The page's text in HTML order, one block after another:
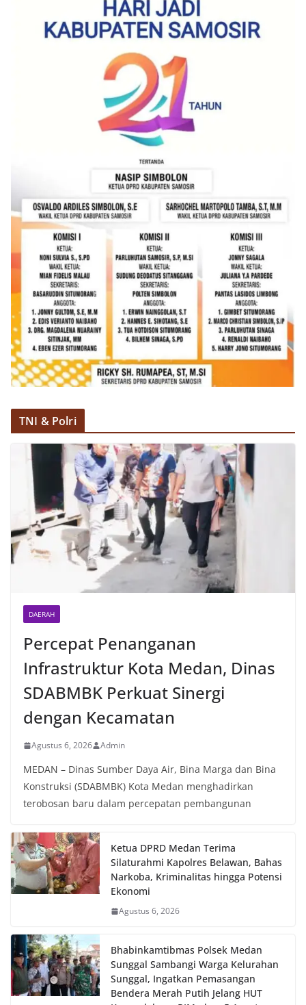
kolektif warga akan pentingnya menjaga
keamanan, ketertiban, dan kekompakan
lingkungan, khususnya dalam menyambut
momentum bersejarah HUT Kemerdekaan
Republik Indonesia.‎Kegiatan sambang ini
rencananya akan terus dilaksanakan secara rutin
oleh Bhabinkamtibmas di wilayah Kelurahan
Sunggal sebagai bagian dari upaya menciptakan
situasi Kamtibmas yang aman dan kondusif,
sekaligus menumbuhkan semangat nasionalisme
warga dalam menyambut Hari Kemerdekaan RI.
TNI & Polri
DAERAH
Percepat Penanganan
Infrastruktur Kota Medan, Dinas
SDABMBK Perkuat Sinergi
dengan Kecamatan
Agustus 6, 2026 Admin
MEDAN – Dinas Sumber Daya Air, Bina Marga dan Bina
Konstruksi (SDABMBK) Kota Medan menghadirkan
terobosan baru dalam percepatan pembangunan
Ketua DPRD Medan Terima
Silaturahmi Kapolres Belawan, Bahas
Narkoba, Kriminalitas hingga Potensi
Ekonomi
Agustus 6, 2026
Bhabinkamtibmas Polsek Medan
Sunggal Sambangi Warga Kelurahan
Sunggal, Ingatkan Pemasangan
Bendera Merah Putih Jelang HUT